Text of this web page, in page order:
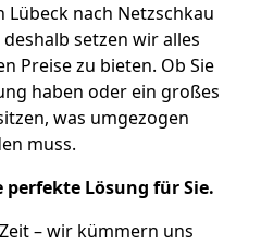
nach Netzschkau
setzen wir alles
Preise zu bieten. Ob Sie
haben oder ein großes
was umgezogen
muss.
Lösung für Sie.
– wir kümmern uns